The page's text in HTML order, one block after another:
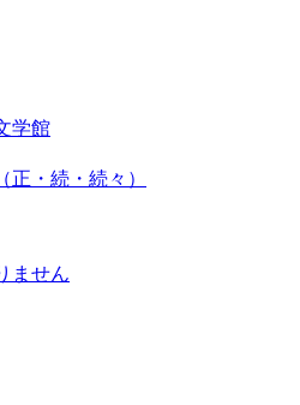
学館
正・続・続々）
ません